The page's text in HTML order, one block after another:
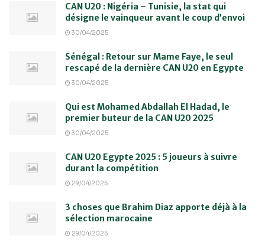
CAN U20 : Nigéria – Tunisie, la stat qui
désigne le vainqueur avant le coup d’envoi
30/04/2025
Sénégal : Retour sur Mame Faye, le seul
rescapé de la dernière CAN U20 en Egypte
30/04/2025
Qui est Mohamed Abdallah El Hadad, le
premier buteur de la CAN U20 2025
30/04/2025
CAN U20 Egypte 2025 : 5 joueurs à suivre
durant la compétition
29/04/2025
3 choses que Brahim Diaz apporte déjà à la
sélection marocaine
29/04/2025